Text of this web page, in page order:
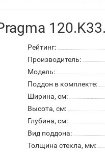
Рейтинг:
Производитель:
Модель:
Поддон в комплекте:
Ширина, см:
Высота, см:
Глубина, см:
Вид поддона:
Толщина стекла, мм: